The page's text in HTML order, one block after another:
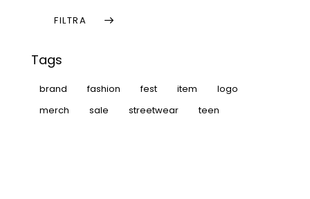
FILTRA
Tags
brand fashion fest item
logo
merch
sale streetwear teen